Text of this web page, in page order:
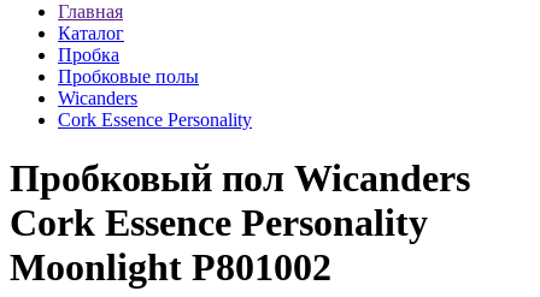
Главная
Каталог
Пробка
Пробковые полы
Wicanders
Cork Essence Personality
Пробковый пол Wicanders
Cork Essence Personality
Moonlight P801002